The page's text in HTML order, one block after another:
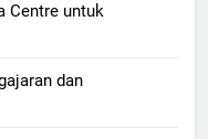
Centre untuk
dan